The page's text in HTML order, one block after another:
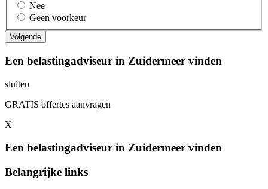
Nee
Geen voorkeur
Een belastingadviseur in Zuidermeer vinden
sluiten
GRATIS offertes aanvragen
X
Een belastingadviseur in Zuidermeer vinden
Belangrijke links